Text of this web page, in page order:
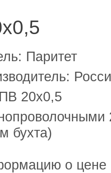
Паритет
20х0,5
бухта)
о цене